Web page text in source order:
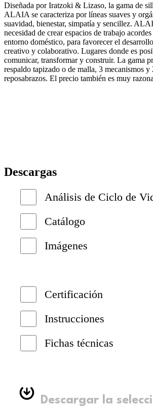
Diseñada por Iratzoki & Lizaso, la gama de
ALAIA se caracteriza por líneas suaves y
suavidad, bienestar, simpatía y sencillez.
necesidad de crear espacios de trabajo
entorno doméstico, para favorecer el
creativo y colaborativo. Lugares donde es
comunicar, transformar y construir. La gama
respaldo tapizado o de malla, 3 mecanismos y
reposabrazos. El precio también es muy
Descargas
Análisis de Ciclo de
Catálogo
Imágenes
Certificación
Instrucciones
Fichas técnicas
Descargar la